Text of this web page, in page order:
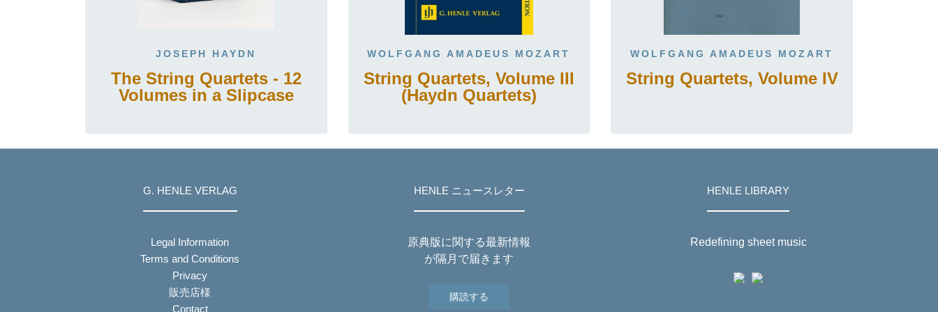
JOSEPH HAYDN
The String Quartets - 12
Volumes in a Slipcase
WOLFGANG AMADEUS MOZART
String Quartets, Volume III
(Haydn Quartets)
WOLFGANG AMADEUS MOZART
String Quartets, Volume IV
G. HENLE VERLAG
Legal Information
Terms and Conditions
Privacy
販売店様
Contact
HENLE ニュースレター
原典版に関する最新情報
が隔月で届きます
購読する
HENLE LIBRARY
Redefining sheet music